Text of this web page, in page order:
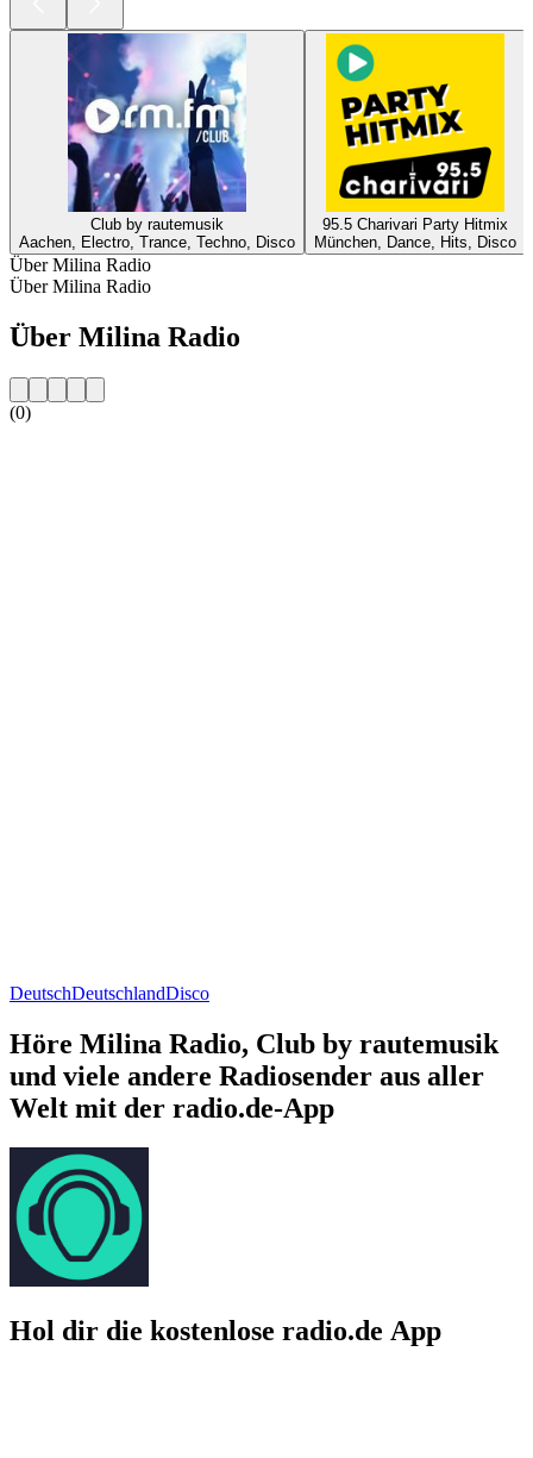
Club by rautemusik
Aachen, Electro, Trance, Techno, Disco
95.5 Charivari Party Hitmix
München, Dance, Hits, Disco
Über Milina Radio
Über Milina Radio
Über Milina Radio
(0)
DeutschDeutschlandDisco
Höre Milina Radio, Club by rautemusik
und viele andere Radiosender aus aller
Welt mit der radio.de-App
Hol dir die kostenlose radio.de App